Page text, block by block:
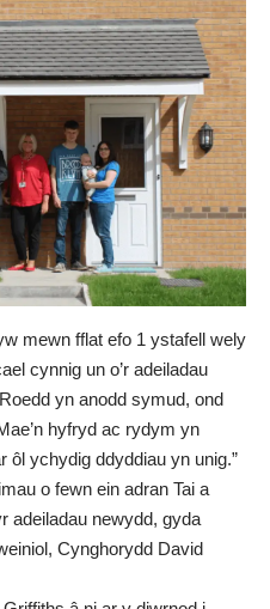
mewn fflat efo 1 ystafell wely
cynnig un o’r adeiladau
yn anodd symud, ond
hyfryd ac rydym yn
ôl ychydig ddyddiau yn unig.”
o fewn ein adran Tai a
adeiladau newydd, gyda
Cynghorydd David